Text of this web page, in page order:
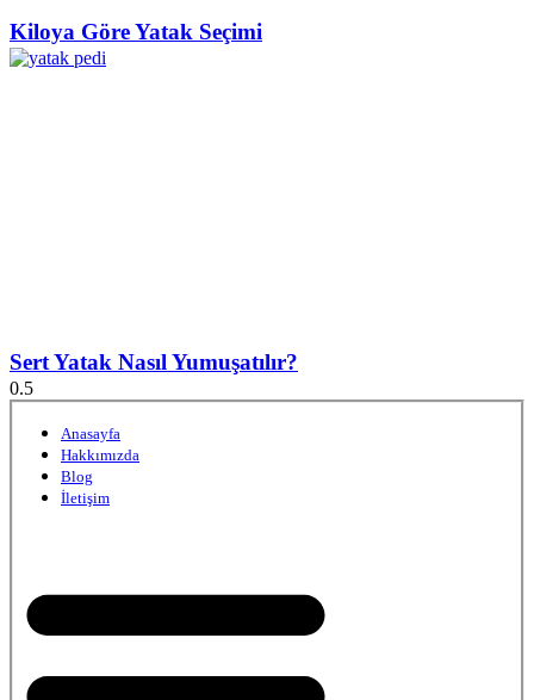
Kiloya Göre Yatak Seçimi
Sert Yatak Nasıl Yumuşatılır?
Anasayfa
Hakkımızda
Blog
İletişim